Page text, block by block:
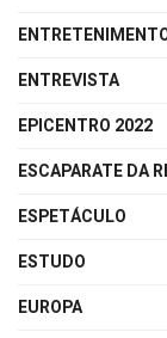
ENTREVISTA
EPICENTRO 2022
ESCAPARATE DA
ESPETÁCULO
ESTUDO
EUROPA